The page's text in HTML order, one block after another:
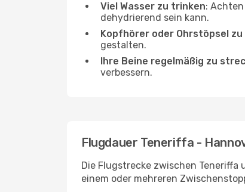
Viel Wasser zu trinken:
dehydrierend sein kann.
Kopfhörer oder Ohrstöpsel
gestalten.
Ihre Beine regelmäßig zu
verbessern.
Flugdauer Teneriffa -
Die Flugstrecke zwischen Teneriffa
einem oder mehreren